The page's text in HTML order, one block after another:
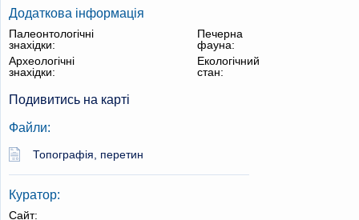
Додаткова інформація
Палеонтологічні
знахідки:
Печерна
фауна:
Археологічні
знахідки:
Екологічний
стан:
Подивитись на карті
Файли:
Топографія, перетин
Куратор:
Сайт: